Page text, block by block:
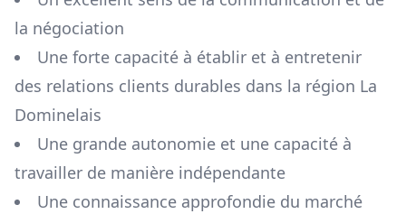
la négociation
Une forte capacité à établir et à entretenir
des relations clients durables dans la région La
Dominelais
Une grande autonomie et une capacité à
travailler de manière indépendante
Une connaissance approfondie du marché